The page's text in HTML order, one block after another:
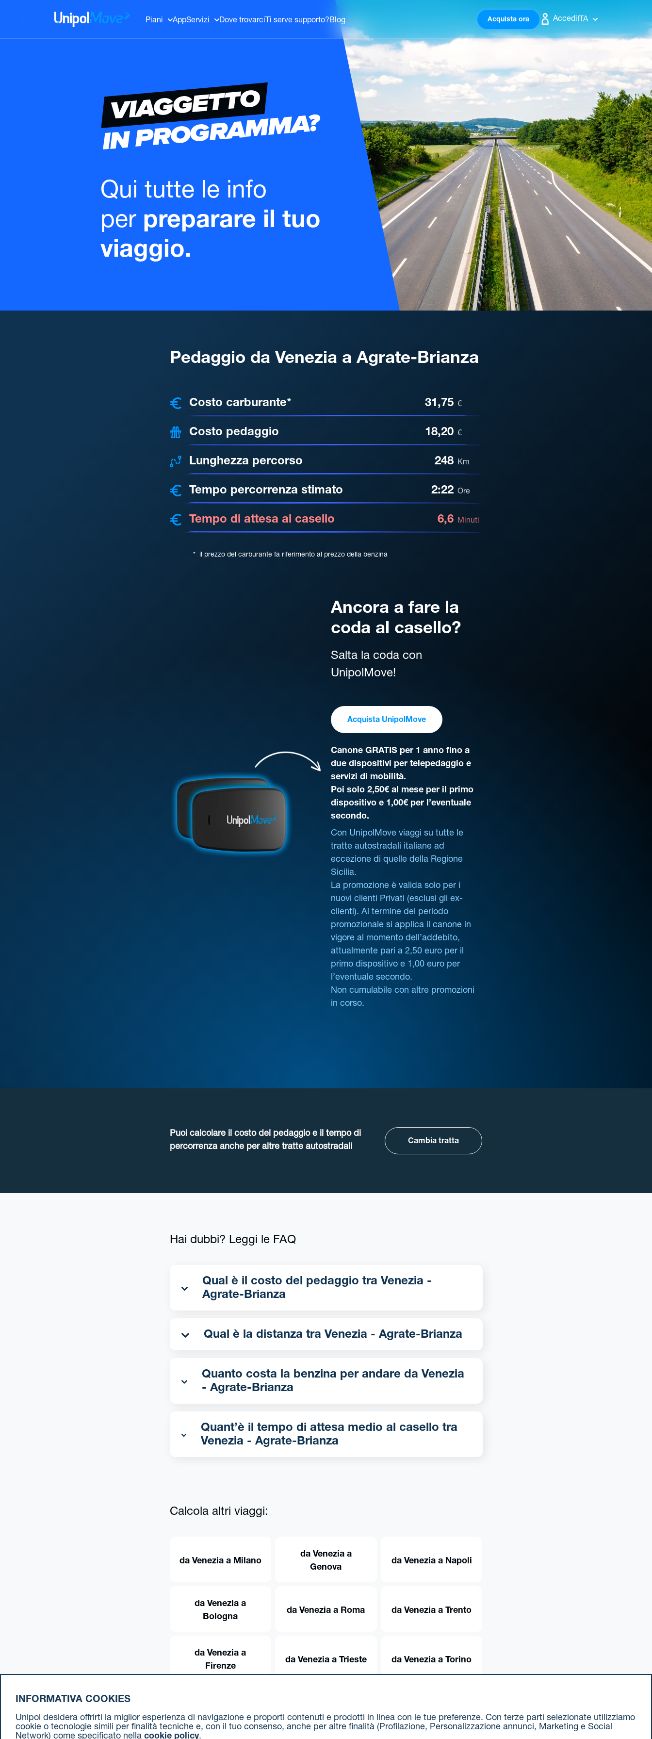
UnipolMove Piani AppServizi Dove trovarci Ti serve supporto?Blog Acquista ora AccediITA
VIAGGETTO
IN PROGRAMMA?
Qui tutte le info
per preparare il tuo
viaggio.
Pedaggio da Venezia a Agrate-Brianza
Costo carburante* 31,75 €
Costo pedaggio 18,20 €
Lunghezza percorso 248 Km
Tempo percorrenza stimato 2:22 Ore
Tempo di attesa al casello 6,6 Minuti
* il prezzo del carburante fa riferimento al prezzo della benzina
Ancora a fare la
coda al casello?
Salta la coda con
UnipolMove!
Acquista UnipolMove
Canone GRATIS per 1 anno fino a
due dispositivi per telepedaggio e
servizi di mobilità.
Poi solo 2,50€ al mese per il primo
dispositivo e 1,00€ per l’eventuale
secondo.
Con UnipolMove viaggi su tutte le
tratte autostradali italiane ad
eccezione di quelle della Regione
Sicilia.
La promozione è valida solo per i
nuovi clienti Privati (esclusi gli ex-
clienti). Al termine del periodo
promozionale si applica il canone in
vigore al momento dell’addebito,
attualmente pari a 2,50 euro per il
primo dispositivo e 1,00 euro per
l’eventuale secondo.
Non cumulabile con altre promozioni
in corso.
Puoi calcolare il costo del pedaggio e il tempo di
percorrenza anche per altre tratte autostradali
Cambia tratta
Hai dubbi? Leggi le FAQ
Qual è il costo del pedaggio tra Venezia -
Agrate-Brianza
Qual è la distanza tra Venezia - Agrate-Brianza
Quanto costa la benzina per andare da Venezia
- Agrate-Brianza
Quant’è il tempo di attesa medio al casello tra
Venezia - Agrate-Brianza
Calcola altri viaggi:
da Venezia a Milano
da Venezia a
Genova
da Venezia a Napoli
da Venezia a
Bologna
da Venezia a Roma da Venezia a Trento
da Venezia a
Firenze
da Venezia a Trieste da Venezia a Torino
INFORMATIVA COOKIES
Unipol desidera offrirti la miglior esperienza di navigazione e proporti contenuti e prodotti in linea con le tue preferenze. Con terze parti selezionate utilizziamo
cookie o tecnologie simili per finalità tecniche e, con il tuo consenso, anche per altre finalità (Profilazione, Personalizzazione annunci, Marketing e Social
Network) come specificato nella cookie policy.